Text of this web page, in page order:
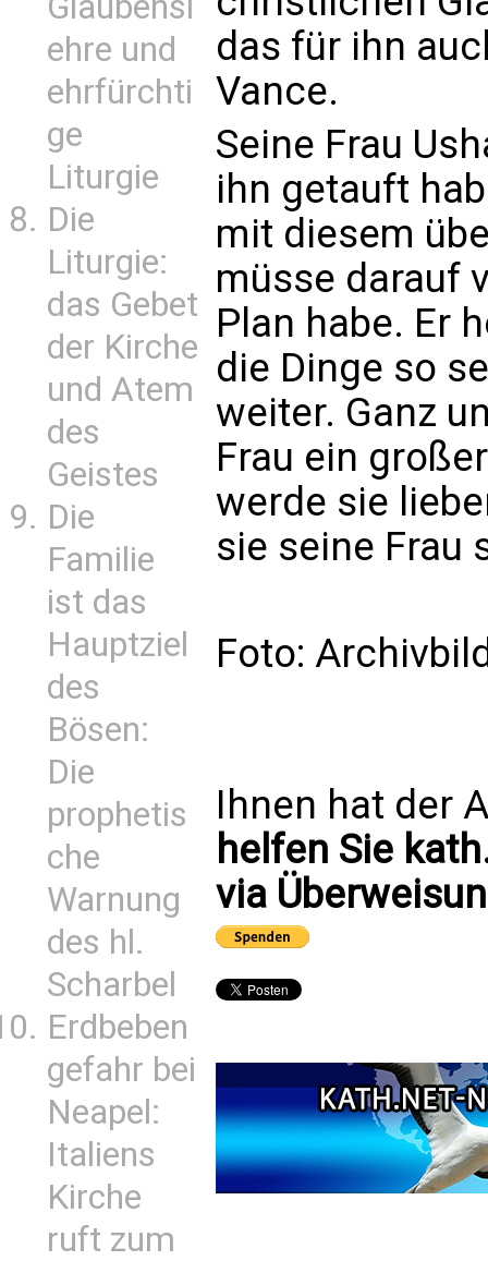
ehre und
ehrfürchti
ge
Liturgie
Die
Liturgie:
das Gebet
der Kirche
und Atem
des
Geistes
Die
Familie
ist das
Hauptziel
des
Bösen:
Die
prophetis
che
Warnung
des hl.
Scharbel
Erdbeben
gefahr bei
Neapel:
Italiens
Kirche
ruft zum
das für ihn
Vance.
Seine Frau
ihn getauft
mit diesem
müsse darauf
Plan habe. Er
die Dinge so
weiter. Ganz
Frau ein
werde sie
sie seine Frau
Foto:
Ihnen hat der
helfen Sie
via